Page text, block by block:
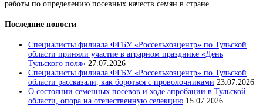
работы по определению посевных качеств семян в стране.
Последние новости
Специалисты филиала ФГБУ «Россельхозцентр» по Тульской
области приняли участие в аграрном празднике «День
Тульского поля» 27.07.2026
Специалисты филиала ФГБУ «Россельхозцентр» по Тульской
области рассказали, как бороться с проволочниками 23.07.2026
О состоянии семенных посевов и ходе апробации в Тульской
области, опора на отечественную селекцию 15.07.2026